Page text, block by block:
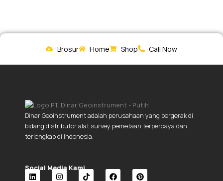
Brosur Home Shop Call Now
Dinar Geoinstrument adalah perusahaan yang bergerak di
bidang distributor alat survey pemetaan terpercaya dan
terlengkap di Indonesia.
Social Media Kami.